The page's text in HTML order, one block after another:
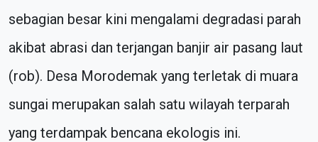
sebagian besar kini mengalami degradasi parah
akibat abrasi dan terjangan banjir air pasang laut
(rob). Desa Morodemak yang terletak di muara
sungai merupakan salah satu wilayah terparah
yang terdampak bencana ekologis ini.